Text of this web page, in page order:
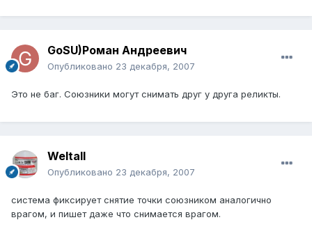
GoSU)Роман Андреевич
Опубликовано 23 декабря, 2007
Это не баг. Союзники могут снимать друг у друга реликты.
Weltall
Опубликовано 23 декабря, 2007
система фиксирует снятие точки союзником аналогично
врагом, и пишет даже что снимается врагом.